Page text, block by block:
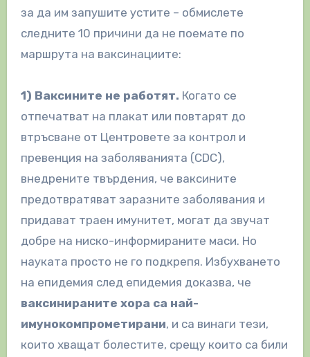
за да им запушите устите – обмислете
следните 10 причини да не поемате по
маршрута на ваксинациите:
1) Ваксините не работят. Когато се
отпечатват на плакат или повтарят до
втръсване от Центровете за контрол и
превенция на заболяванията (CDC),
внедрените твърдения, че ваксините
предотвратяват заразните заболявания и
придават траен имунитет, могат да звучат
добре на ниско-информираните маси. Но
науката просто не го подкрепя. Избухването
на епидемия след епидемия доказва, че
ваксинираните хора са най-
имунокомпрометирани, и са винаги тези,
които хващат болестите, срещу които са били